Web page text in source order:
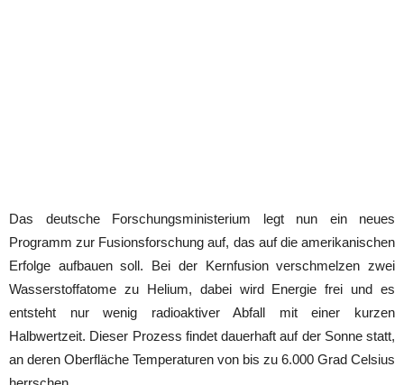
Das deutsche Forschungsministerium legt nun ein neues
Programm zur Fusionsforschung auf, das auf die amerikanischen
Erfolge aufbauen soll. Bei der Kernfusion verschmelzen zwei
Wasserstoffatome zu Helium, dabei wird Energie frei und es
entsteht nur wenig radioaktiver Abfall mit einer kurzen
Halbwertzeit. Dieser Prozess findet dauerhaft auf der Sonne statt,
an deren Oberfläche Temperaturen von bis zu 6.000 Grad Celsius